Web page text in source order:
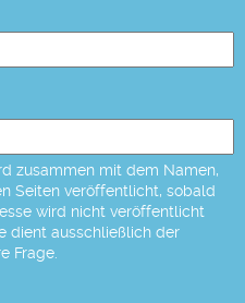
zusammen mit dem Namen,
Seiten veröffentlicht, sobald
wird nicht veröffentlicht
dient ausschließlich der
Frage.